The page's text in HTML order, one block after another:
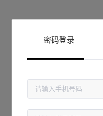
抱歉!
密码登录